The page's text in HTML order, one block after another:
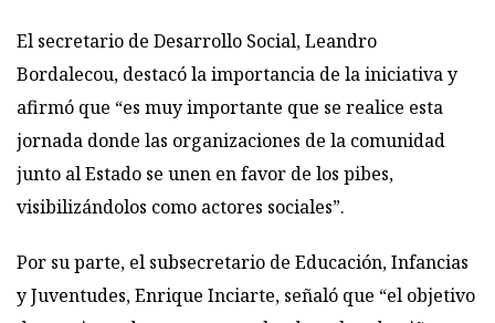
El secretario de Desarrollo Social, Leandro
Bordalecou, destacó la importancia de la iniciativa y
afirmó que “es muy importante que se realice esta
jornada donde las organizaciones de la comunidad
junto al Estado se unen en favor de los pibes,
visibilizándolos como actores sociales”.
Por su parte, el subsecretario de Educación, Infancias
y Juventudes, Enrique Inciarte, señaló que “el objetivo